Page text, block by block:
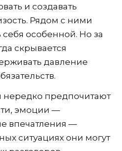
и создавать
Рядом с ними
себя особенной. Но за
скрывается
давление
предпочитают
эмоции —
впечатления —
ситуациях они могут